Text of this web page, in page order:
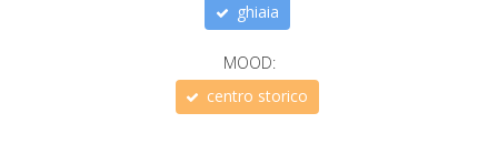
ghiaia
MOOD:
centro storico